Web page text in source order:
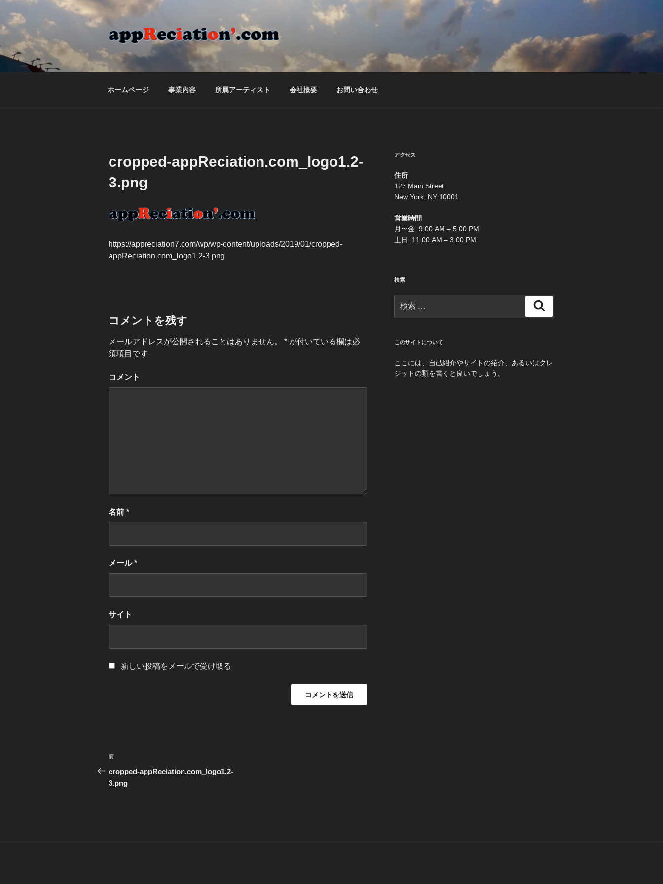
テ
ツ
APPRECIATION'.COM
合同会社appReciation'のホームページ
ホームページ 事業内容 所属アーティスト 会社概要 お問い合わせ
cropped-appReciation.com_logo1.2-
3.png
https://appreciation7.com/wp/wp-content/uploads/2019/01/cropped-
appReciation.com_logo1.2-3.png
コメントを残す
メールアドレスが公開されることはありません。 * が付いている欄は必
須項目です
コメント
名前 *
メール*
サイト
新しい投稿をメールで受け取る
投
稿
ナ
過
去
の
前
cropped-appReciation.com_logo1.2-
3.png
アクセス
住所
123 Main Street
New York, NY 10001
営業時間
月〜金: 9:00 AM – 5:00 PM
土日: 11:00 AM – 3:00 PM
検索
索:
索
このサイトについて
ここには、自己紹介やサイトの紹介、あるいはクレ
ジットの類を書くと良いでしょう。